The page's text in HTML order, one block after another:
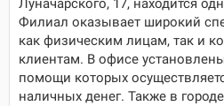
Луначарского, 17, находится
Филиал оказывает широкий
как физическим лицам, так и
клиентам. В офисе
помощи которых
наличных денег. Также в